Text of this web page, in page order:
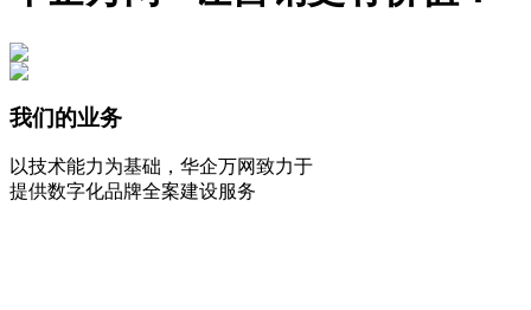
我们的业务
以技术能力为基础，华企万网致力于
提供数字化品牌全案建设服务